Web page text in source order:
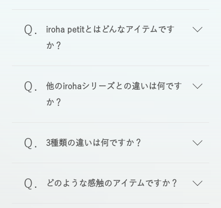
iroha petitとはどんなアイテムです
か？
他のirohaシリーズとの違いは何です
か？
3種類の違いは何ですか？
どのような感触のアイテムですか？